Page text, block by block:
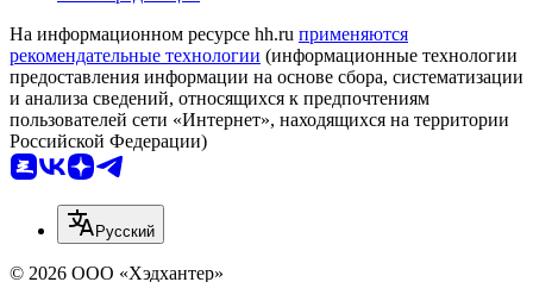
На информационном ресурсе hh.ru применяются
рекомендательные технологии (информационные технологии
предоставления информации на основе сбора, систематизации
и анализа сведений, относящихся к предпочтениям
пользователей сети «Интернет», находящихся на территории
Российской Федерации)
Русский
© 2026 ООО «Хэдхантер»